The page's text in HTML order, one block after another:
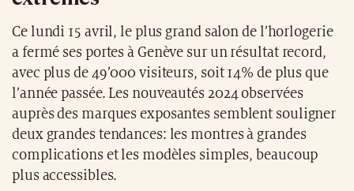
l’année passée. Les nouveautés 2024 observées
auprès des marques exposantes semblent souligner
deux grandes tendances: les montres à grandes
complications et les modèles simples, beaucoup
plus accessibles.
CRISTINA D’AGOSTINO
NEWSLETTERS